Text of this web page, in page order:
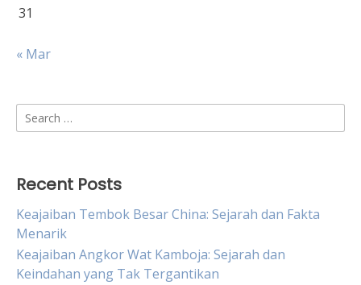
31
« Mar
Search
for:
Recent Posts
Keajaiban Tembok Besar China: Sejarah dan Fakta
Menarik
Keajaiban Angkor Wat Kamboja: Sejarah dan
Keindahan yang Tak Tergantikan